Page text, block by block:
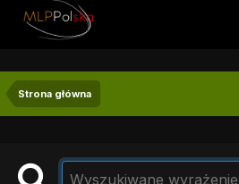
Strona główna